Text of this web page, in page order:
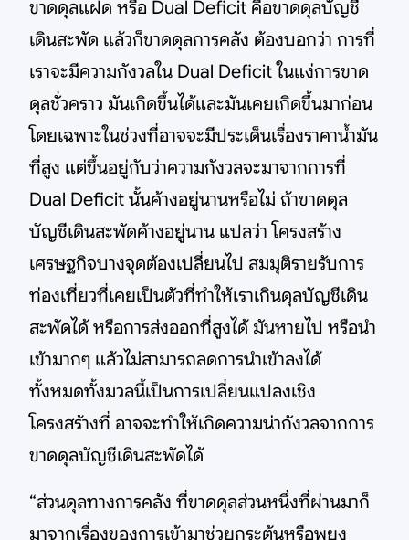
ขาดดุลแฝด หรือ Dual Deficit คือขาดดุลบัญชี
เดินสะพัด แล้วก็ขาดดุลการคลัง ต้องบอกว่า การที่
เราจะมีความกังวลใน Dual Deficit ในแง่การขาด
ดุลชั่วคราว มันเกิดขึ้นได้และมันเคยเกิดขึ้นมาก่อน
โดยเฉพาะในช่วงที่อาจจะมีประเด็นเรื่องราคาน้ำมัน
ที่สูง แต่ขึ้นอยู่กับว่าความกังวลจะมาจากการที่
Dual Deficit นั้นค้างอยู่นานหรือไม่ ถ้าขาดดุล
บัญชีเดินสะพัดค้างอยู่นาน แปลว่า โครงสร้าง
เศรษฐกิจบางจุดต้องเปลี่ยนไป สมมุติรายรับการ
ท่องเที่ยวที่เคยเป็นตัวที่ทำให้เราเกินดุลบัญชีเดิน
สะพัดได้ หรือการส่งออกที่สูงได้ มันหายไป หรือนำ
เข้ามากๆ แล้วไม่สามารถลดการนำเข้าลงได้
ทั้งหมดทั้งมวลนี้เป็นการเปลี่ยนแปลงเชิง
โครงสร้างที่ อาจจะทำให้เกิดความน่ากังวลจากการ
ขาดดุลบัญชีเดินสะพัดได้
“ส่วนดุลทางการคลัง ที่ขาดดุลส่วนหนึ่งที่ผ่านมาก็
มาจากเรื่องของการเข้ามาช่วยกระตุ้นหรือพยุง